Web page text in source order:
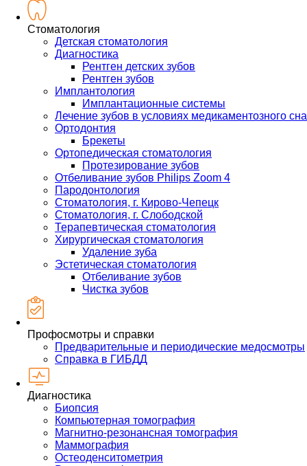
Стоматология
Детская стоматология
Диагностика
Рентген детских зубов
Рентген зубов
Имплантология
Имплантационные системы
Лечение зубов в условиях медикаментозного сна
Ортодонтия
Брекеты
Ортопедическая стоматология
Протезирование зубов
Отбеливание зубов Philips Zoom 4
Пародонтология
Стоматология, г. Кирово-Чепецк
Стоматология, г. Слободской
Терапевтическая стоматология
Хирургическая стоматология
Удаление зуба
Эстетическая стоматология
Отбеливание зубов
Чистка зубов
Профосмотры и справки
Предварительные и периодические медосмотры
Справка в ГИБДД
Диагностика
Биопсия
Компьютерная томография
Магнитно-резонансная томография
Маммография
Остеоденситометрия